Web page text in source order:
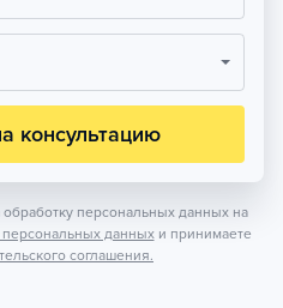
консультацию
персональных данных на
персональных данных и принимаете
соглашения.